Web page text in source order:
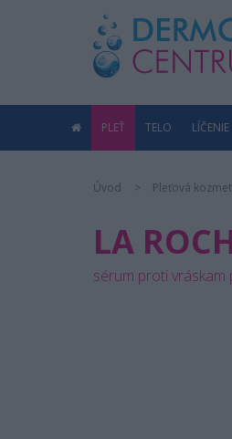
PLEŤ TELO LÍČENIE
Úvod Pleťová
LA
sérum proti vráskam